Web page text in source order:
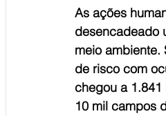
As ações
desencadeado
meio ambiente.
de risco com
chegou a
10 mil campos